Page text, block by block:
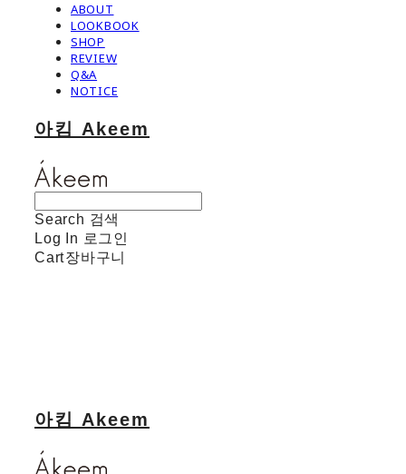
ABOUT
LOOKBOOK
SHOP
REVIEW
Q&A
NOTICE
아킴 Akeem
Search 검색
Log In 로그인
Cart장바구니
아킴 Akeem